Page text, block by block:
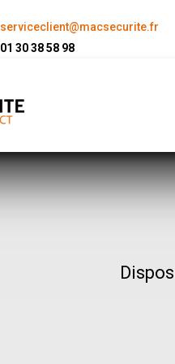
serviceclient@macsecurite.fr
01 30 38 58 98